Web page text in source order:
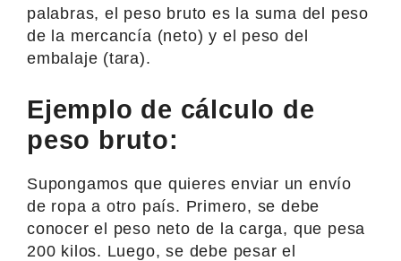
palabras, el peso bruto es la suma del peso
de la mercancía (neto) y el peso del
embalaje (tara).
Ejemplo de cálculo de
peso bruto:
Supongamos que quieres enviar un envío
de ropa a otro país. Primero, se debe
conocer el peso neto de la carga, que pesa
200 kilos. Luego, se debe pesar el